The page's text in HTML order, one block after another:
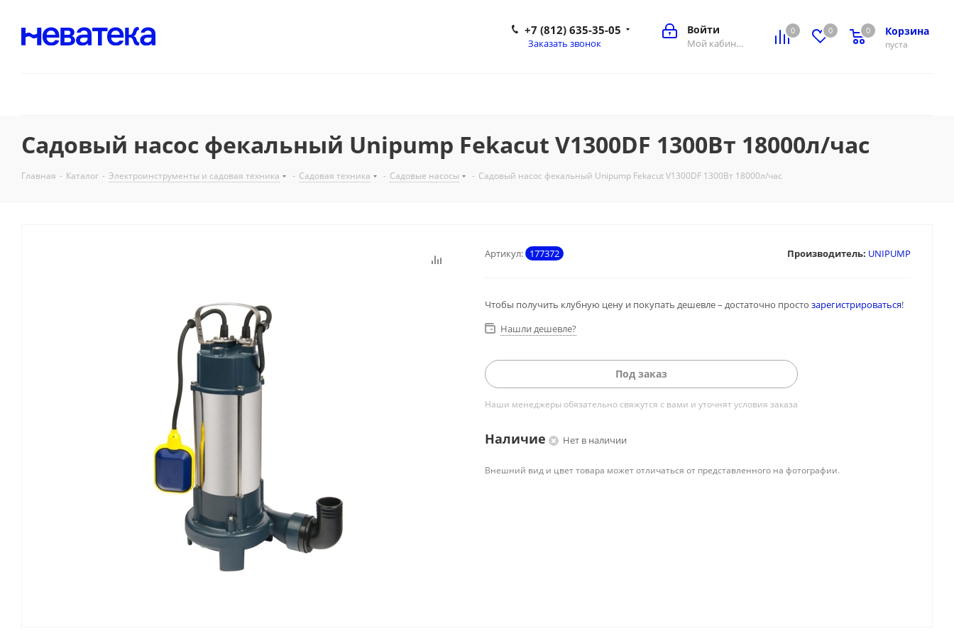
0 0 Корзина
0
пуста
0
Войти
Мой кабинет
+7 (812) 635-35-05
Заказать звонок
Садовый насос фекальный Unipump Fekacut V1300DF 1300Вт 18000л/час
Главная - Каталог - Электроинструменты и садовая техника - Садовая техника - Садовые насосы - Садовый насос фекальный Unipump Fekacut V1300DF 1300Вт 18000л/час
Артикул: 177372 Производитель: UNIPUMP
Чтобы получить клубную цену и покупать дешевле – достаточно просто зарегистрироваться!
Нашли дешевле?
Под заказ
Наши менеджеры обязательно свяжутся с вами и уточнят условия заказа
Наличие Нет в наличии
Внешний вид и цвет товара может отличаться от представленного на фотографии.